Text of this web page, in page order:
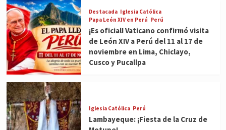
Destacada Iglesia Católica
Papa León XIV en Perú Perú
¡Es oficial! Vaticano confirmó visita
de León XIV a Perú del 11 al 17 de
noviembre en Lima, Chiclayo,
Cusco y Pucallpa
Iglesia Católica Perú
Lambayeque: ¡Fiesta de la Cruz de